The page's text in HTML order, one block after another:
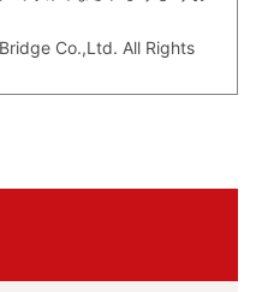
Co.,Ltd. All Rights